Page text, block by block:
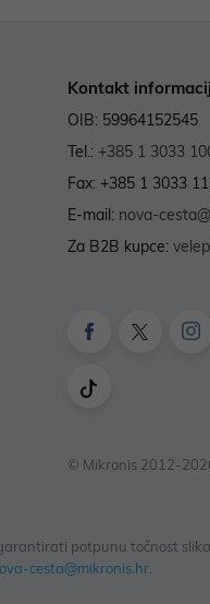
Kontakt
OIB: 59964152545
Tel.: +385 1 3033
Fax: +385 1 3033
E-mail: nova-
Za B2B kupce:
© Mikronis 2012-
potpunu točnost
cesta@mikronis.hr.